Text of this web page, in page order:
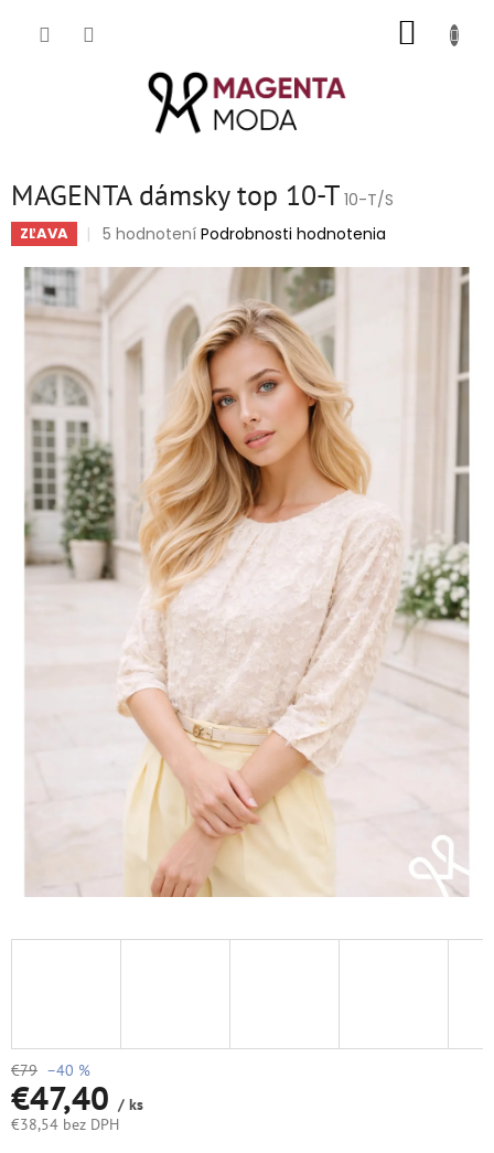
MAGENTA dámsky top 10-T 10-T/S
ZĽAVA
Priemerné
produktu
je
5,0
hviezdičiek.
5 hodnotení Podrobnosti hodnotenia
€79 –40 %
€47,40 / ks
€38,54 bez DPH